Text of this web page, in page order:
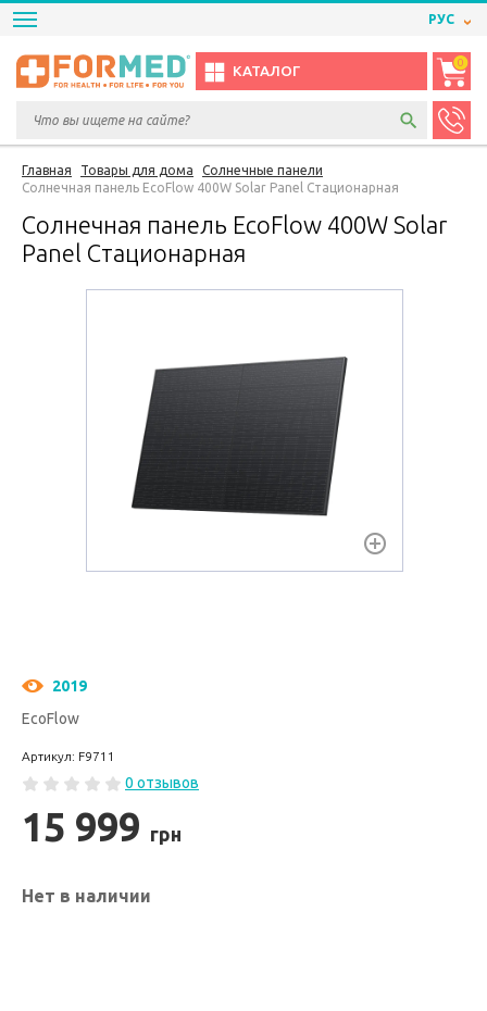
РУС
КАТАЛОГ
0
Главная Товары для дома
Солнечные панели
Солнечная панель EcoFlow 400W Solar Panel Стационарная
Солнечная панель EcoFlow 400W Solar
Panel Стационарная
2019
EcoFlow
Артикул: F9711
0 отзывов
15 999 грн
Нет в наличии